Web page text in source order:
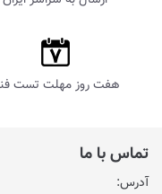
هفت روز مهلت تست
تماس با ما
آدرس: